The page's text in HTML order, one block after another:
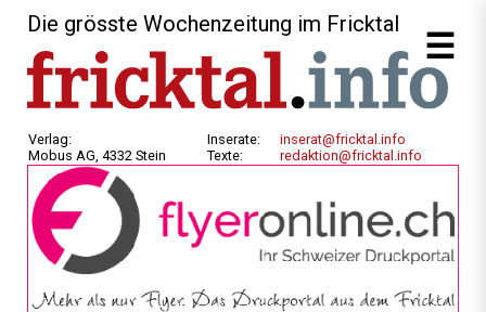
Die grösste Wochenzeitung im Fricktal
Verlag:
Mobus AG, 4332 Stein
Inserate:
Texte:
inserat@fricktal.info
redaktion@fricktal.info